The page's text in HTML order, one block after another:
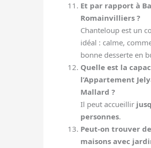
Et par rapport à
Romainvilliers ?
Chanteloup est un
idéal : calme,
bonne desserte en
Quelle est la
l’Appartement
Mallard ?
Il peut accueillir
personnes.
Peut-on trouver
maisons avec